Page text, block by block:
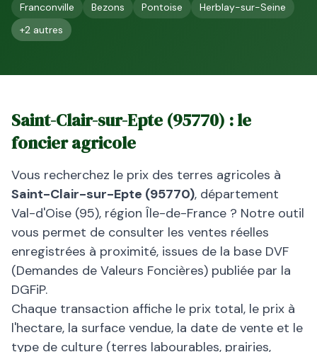
Franconville
Bezons Pontoise
Herblay-sur-Seine
+2 autres
Saint-Clair-sur-Epte (95770) : le
foncier agricole
Vous recherchez le prix des terres agricoles à
Saint-Clair-sur-Epte (95770), département
Val-d'Oise (95), région Île-de-France ? Notre outil
vous permet de consulter les ventes réelles
enregistrées à proximité, issues de la base DVF
(Demandes de Valeurs Foncières) publiée par la
DGFiP.
Chaque transaction affiche le prix total, le prix à
l'hectare, la surface vendue, la date de vente et le
type de culture (terres labourables, prairies,